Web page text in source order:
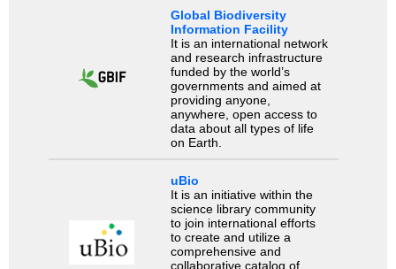
Global Biodiversity
Information Facility
It is an international network
and research infrastructure
funded by the world’s
governments and aimed at
providing anyone,
anywhere, open access to
data about all types of life
on Earth.
uBio
It is an initiative within the
science library community
to join international efforts
to create and utilize a
comprehensive and
collaborative catalog of